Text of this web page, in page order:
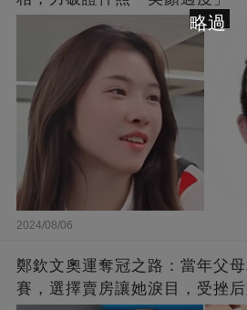
2024/08/06
鄭欽文奧運奪冠之路：當年父
賽，選擇賣房讓她淚目，受挫
略過